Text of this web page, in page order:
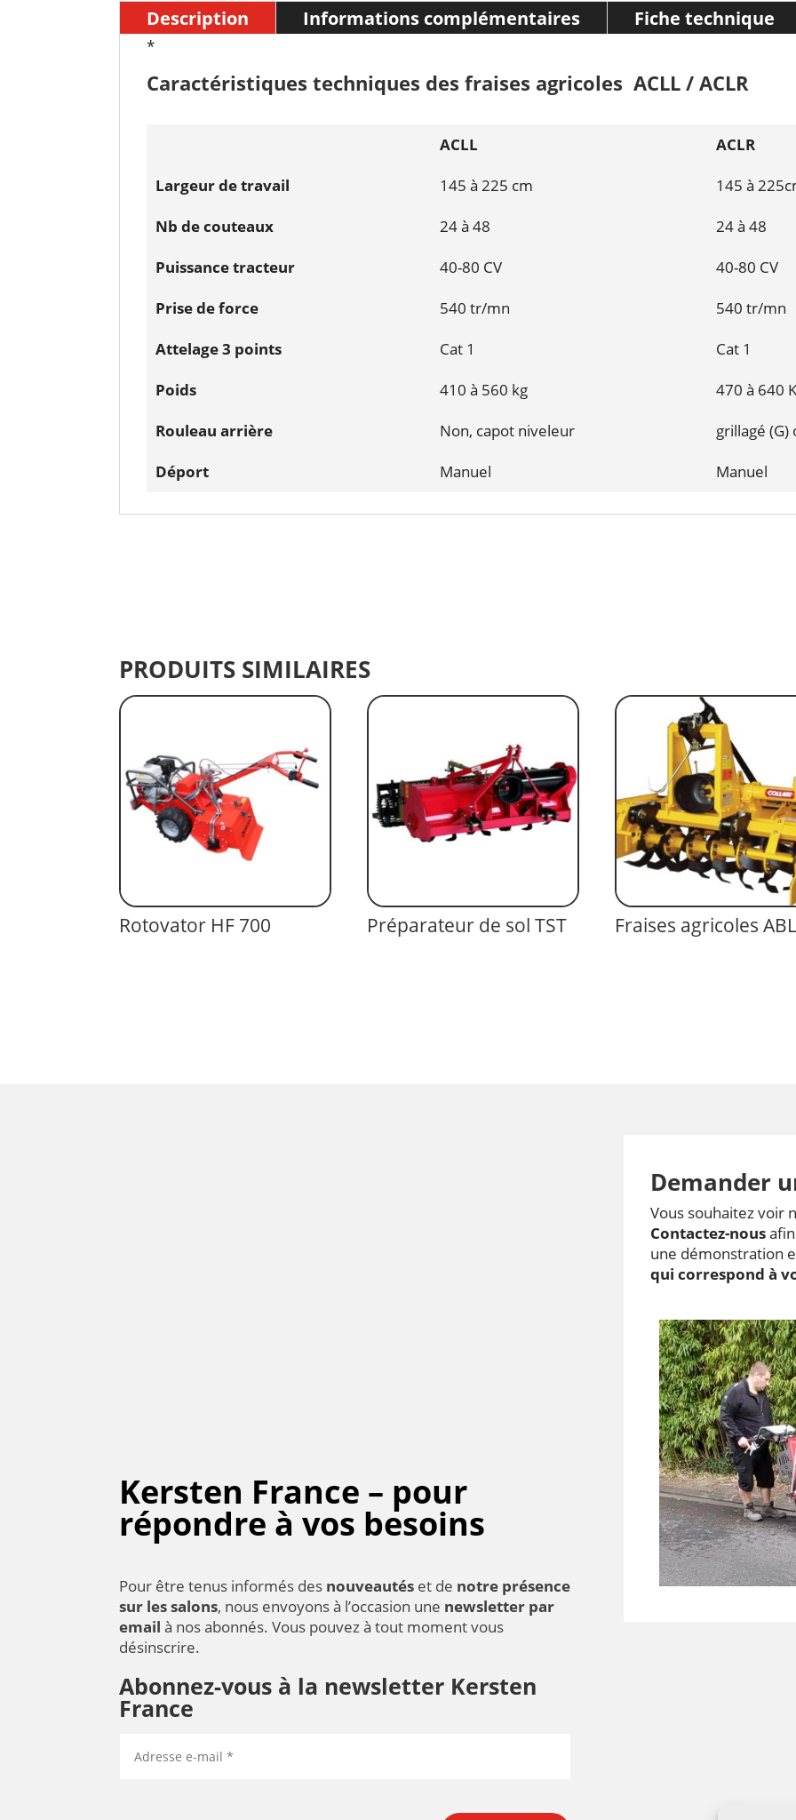
Description Informations complémentaires Fiche technique
*
Caractéristiques techniques des fraises agricoles ACLL / ACLR
ACLL
ACLR
Largeur de travail
145 à 225 cm
145 à
Nb de couteaux
24 à 48
24 à 48
Puissance tracteur
40-80 CV
40-80 CV
Prise de force
540 tr/mn
540 tr/mn
Attelage 3 points
Cat 1
Cat 1
Poids
410 à 560 kg
470 à 640
Rouleau arrière
Non, capot niveleur
grillagé (G)
Déport
Manuel Manuel
PRODUITS SIMILAIRES
Rotovator HF 700 Préparateur de sol TST Fraises agricoles
Kersten France – pour
répondre à vos besoins
Pour être tenus informés des nouveautés et de notre présence
sur les salons, nous envoyons à l’occasion une newsletter par
email à nos abonnés. Vous pouvez à tout moment vous
désinscrire.
Abonnez-vous à la newsletter Kersten
France
Demander
Vous souhaitez voir
Contactez-nousafin
une démonstration
qui correspond à